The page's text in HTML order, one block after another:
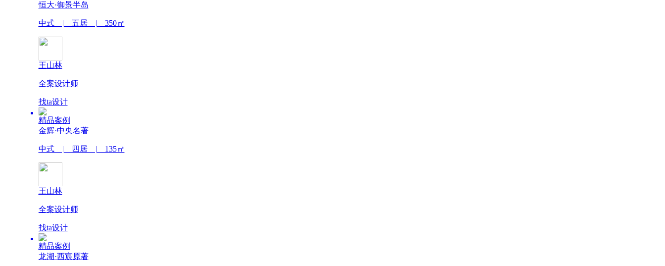
恒大·御景半岛
中式 | 五居 | 350㎡
王山林
全案设计师
找ta设计
精品案例
金辉·中央名著
中式 | 四居 | 135㎡
王山林
全案设计师
找ta设计
精品案例
龙湖·西宸原著